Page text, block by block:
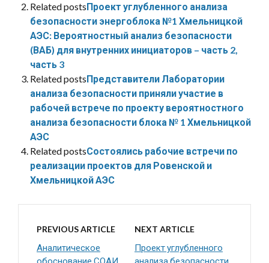
Related postsПроект углубленного анализа
безопасности энергоблока №1 Хмельницкой
АЭС: Вероятностный анализ безопасности
(ВАБ) для внутренних инициаторов – часть 2,
часть 3
Related postsПредставители Лаборатории
анализа безопасности приняли участие в
рабочей встрече по проекту вероятностного
анализа безопасности блока № 1 Хмельницкой
АЭС
Related postsСостоялись рабочие встречи по
реализации проектов для Ровенской и
Хмельницкой АЭС
PREVIOUS ARTICLE
Аналитическое
обоснование СОАИ
NEXT ARTICLE
Проект углубленного
анализа безопасности